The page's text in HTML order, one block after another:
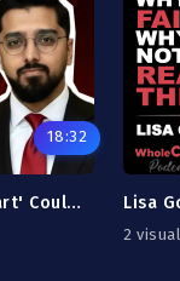
18:32
Safeer Qureshi: Why Being 'Smart' Could Be Your Biggest Stumbling Block
2